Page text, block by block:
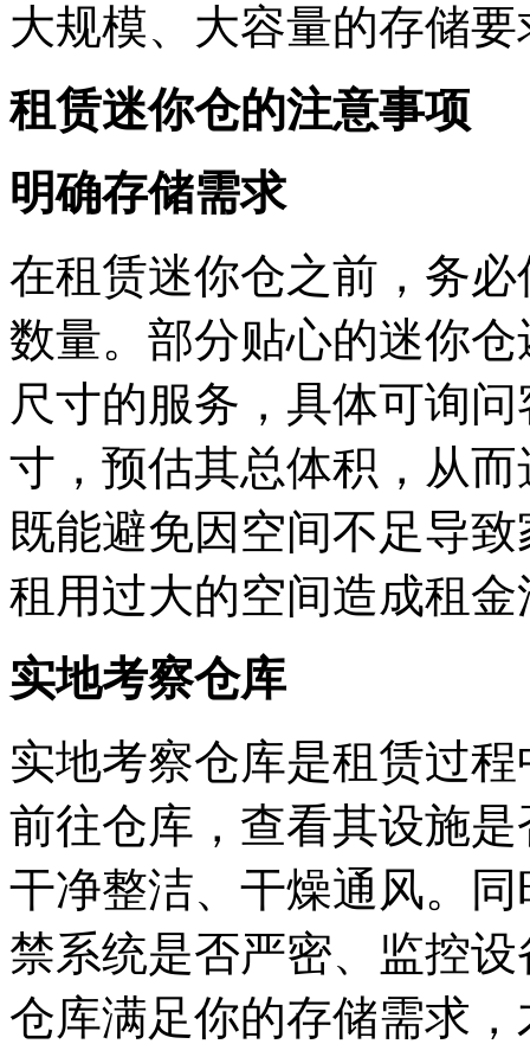
大规模、大容量的存储要
租赁迷你仓的注意事项
明确存储需求
在租赁迷你仓之前，务
数量。部分贴心的迷你
尺寸的服务，具体可询
寸，预估其总体积，从
既能避免因空间不足导
租用过大的空间造成租金
实地考察仓库
实地考察仓库是租赁过
前往仓库，查看其设施
干净整洁、干燥通风。
禁系统是否严密、监控
仓库满足你的存储需求